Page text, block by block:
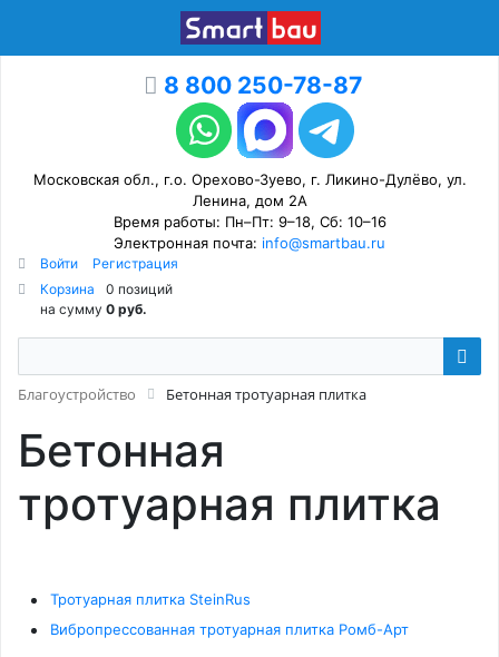
8 800 250-78-87
Московская обл., г.о. Орехово-Зуево, г. Ликино-Дулёво, ул.
Ленина, дом 2А
Время работы: Пн–Пт: 9–18, Сб: 10–16
Электронная почта: info@smartbau.ru
Войти
Регистрация
Корзина
0 позиций
на сумму 0 руб.
Благоустройство Бетонная тротуарная плитка
Бетонная
тротуарная плитка
Тротуарная плитка SteinRus
Вибропрессованная тротуарная плитка Ромб-Арт